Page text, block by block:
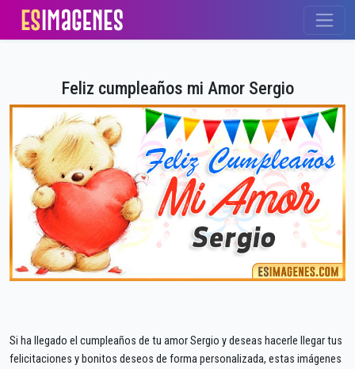
Feliz cumpleaños mi Amor Sergio
Si ha llegado el cumpleaños de tu amor Sergio y deseas hacerle llegar tus
felicitaciones y bonitos deseos de forma personalizada, estas imágenes